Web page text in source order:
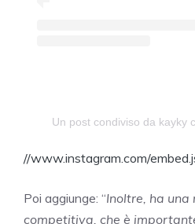
Un post condiviso da kayky
//www.instagram.com/
Poi aggiunge: “Inoltre, ha
competitiva, che è